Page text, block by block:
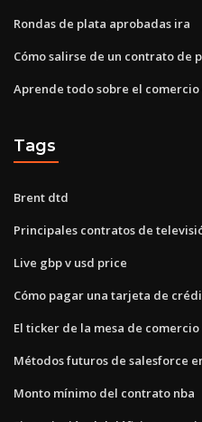
Rondas de plata aprobadas ira
Cómo salirse de un contrato de
Aprende todo sobre el comercio
Tags
Brent dtd
Principales contratos de
Live gbp v usd price
Cómo pagar una tarjeta de
El ticker de la mesa de comercio
Métodos futuros de salesforce
Monto mínimo del contrato nba